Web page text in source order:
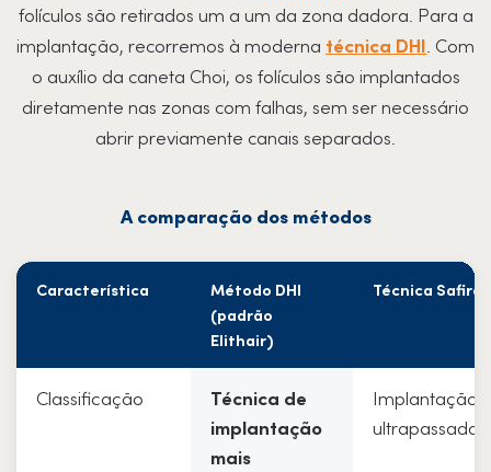
folículos são retirados um a um da zona dadora. Para a
implantação, recorremos à moderna técnica DHI. Com
o auxílio da caneta Choi, os folículos são implantados
diretamente nas zonas com falhas, sem ser necessário
abrir previamente canais separados.
A comparação dos métodos
Característica
Método DHI
(padrão
Elithair)
Técnica Safira
Classificação
Técnica de
implantação
mais
Implantação
ultrapassada